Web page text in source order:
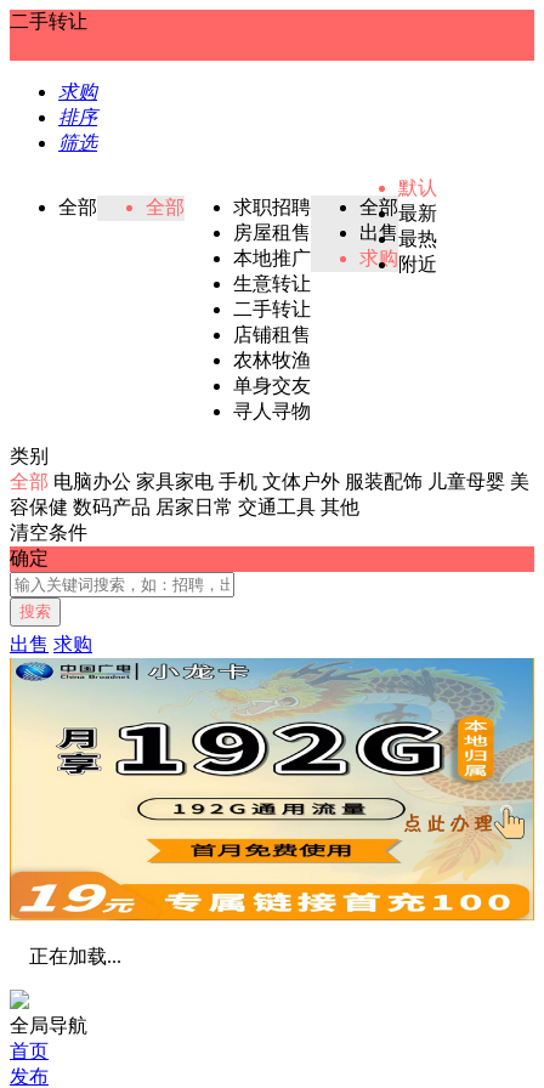
二手转让
求购
排序
筛选
全部 全部
求职招聘
房屋租售
本地推广
生意转让
二手转让
店铺租售
农林牧渔
单身交友
寻人寻物
全部
出售
求购
默认
最新
最热
附近
类别
全部 电脑办公 家具家电 手机 文体户外 服装配饰 儿童母婴 美
容保健 数码产品 居家日常 交通工具 其他
清空条件
确定
搜索
出售 求购
正在加载...
全局导航
首页
发布